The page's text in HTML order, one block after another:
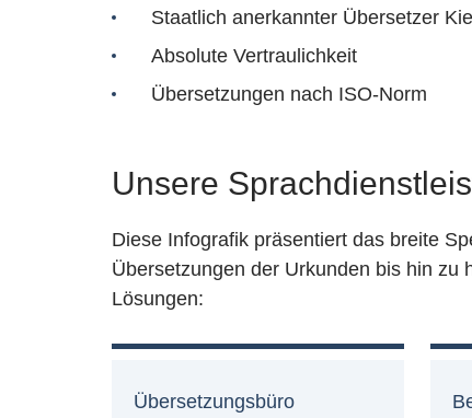
Staatlich anerkannter Übersetzer
Absolute Vertraulichkeit
Übersetzungen nach ISO-Norm
Unsere
Diese Infografik präsentiert das breite
Übersetzungen der Urkunden bis hin zu
Lösungen:
Übersetzungsbüro